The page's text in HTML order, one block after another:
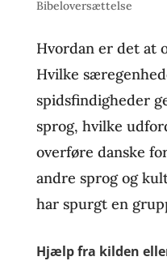
Bibeloversættelse
Hvordan er det at
Hvilke
spidsfindigheder
sprog, hvilke
overføre danske
andre sprog og
har spurgt en
Hjælp fra kilden